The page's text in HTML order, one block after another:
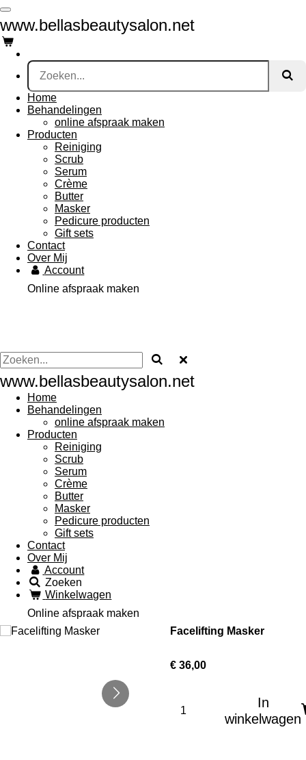
Ga
direct
naar
de
hoofdinhoud
www.bellasbeautysalon.net
Home
Behandelingen
online afspraak maken
Producten
Reiniging
Scrub
Serum
Crème
Butter
Masker
Pedicure producten
Gift sets
Contact
Over Mij
Account
Online afspraak maken
www.bellasbeautysalon.net
Home
Behandelingen
online afspraak maken
Producten
Reiniging
Scrub
Serum
Crème
Butter
Masker
Pedicure producten
Gift sets
Contact
Over Mij
Account
Zoeken
Winkelwagen
Online afspraak maken
Facelifting Masker
€ 36,00
In
winkelwagen